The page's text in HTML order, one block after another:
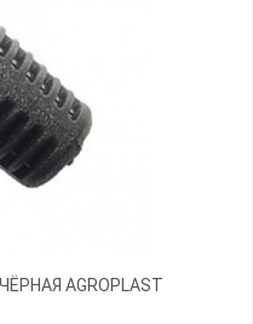
AGROPLAST